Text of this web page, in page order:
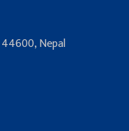
Nepal